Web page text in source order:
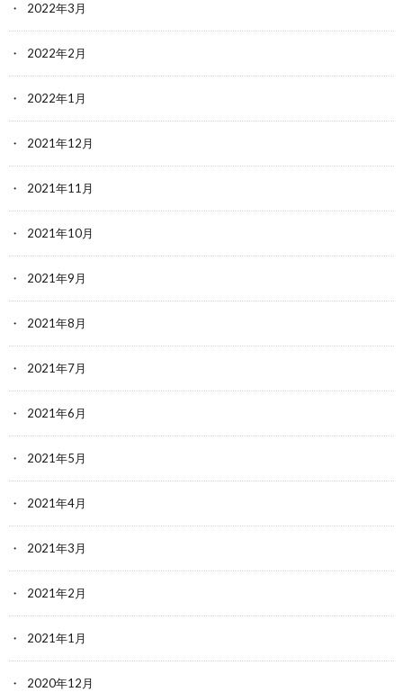
2022年3月
2022年2月
2022年1月
2021年12月
2021年11月
2021年10月
2021年9月
2021年8月
2021年7月
2021年6月
2021年5月
2021年4月
2021年3月
2021年2月
2021年1月
2020年12月